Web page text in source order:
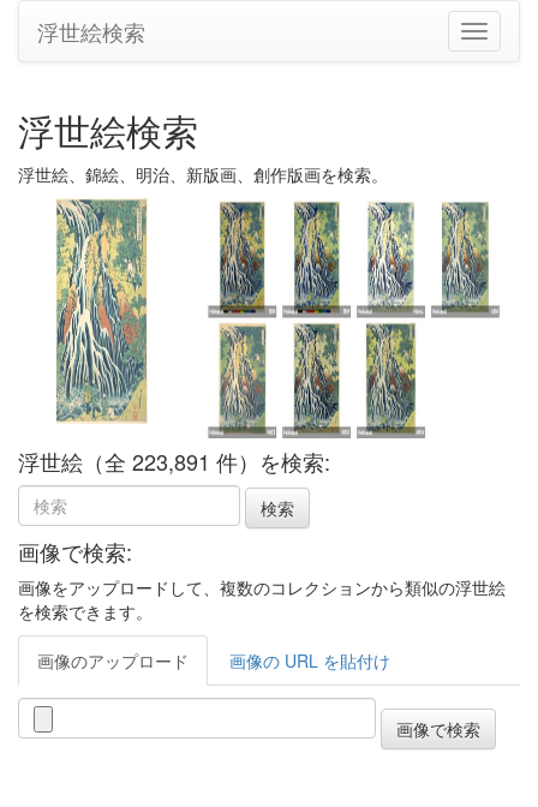
ナ
ビ
の
切
り
替
え
浮世絵検索
浮世絵検索
浮世絵、錦絵、明治、新版画、創作版画を検索。
浮世絵（全 223,891 件）を検索:
画像で検索:
画像をアップロードして、複数のコレクションから類似の浮世絵
を検索できます。
画像のアップロード 画像の URL を貼付け